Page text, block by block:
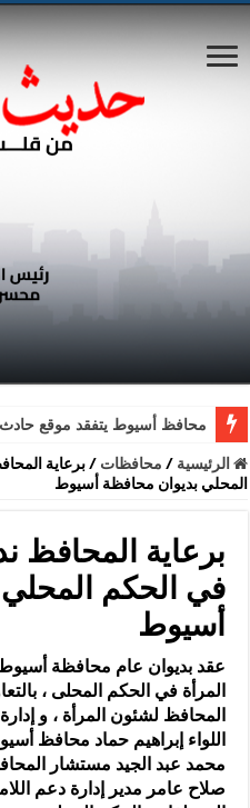
محافظ أسيوط يتفقد موقع
الرئيسية / محافظات /برعاية
المحلي بديوان محافظة أسيوط
برعاية المحافظ
في الحكم
أسيوط
عقد بديوان عام محافظة أسيوط
المرأة في الحكم المحلى ،
المحافظ لشئون المرأة ، و
اللواء إبراهيم حماد محافظ
محمد عبد الجيد مستشار
صلاح عامر مدير إدارة دعم